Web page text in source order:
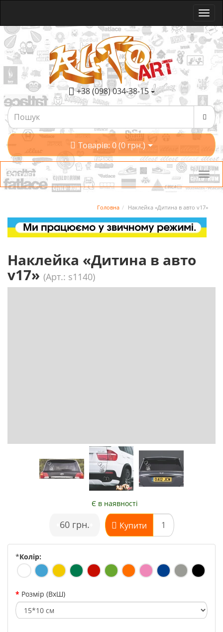
+38 (098) 034-38-15
Товарів: 0 (0 грн.)
Категорії
Головна Наклейка «Дитина в авто v17»
Наклейка «Дитина в авто
v17» (Арт.: s1140)
Є в наявності
60 грн. Купити
*Колір:
Розмір (ВхШ)